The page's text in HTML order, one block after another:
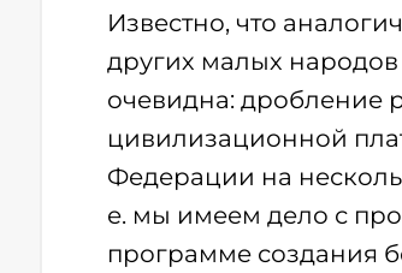
Известно, что
других малых
очевидна: дробление
цивилизационной
Федерации на
е. мы имеем дело с
программе создания